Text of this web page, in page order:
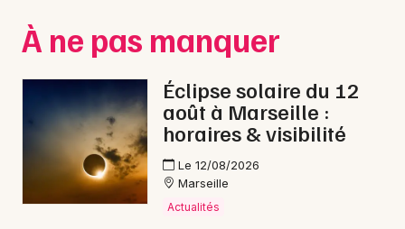
À ne pas manquer
Éclipse solaire du 12
août à Marseille :
horaires & visibilité
Le 12/08/2026
Marseille
Actualités